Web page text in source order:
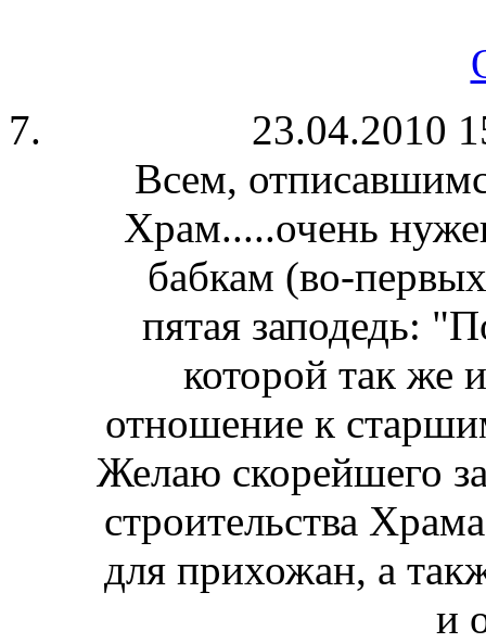
23.04.2010
Всем,
Храм.....очень
бабкам (во-
пятая заподедь:
которой так же
отношение к
Желаю скорейшего
строительства
для прихожан, а
и